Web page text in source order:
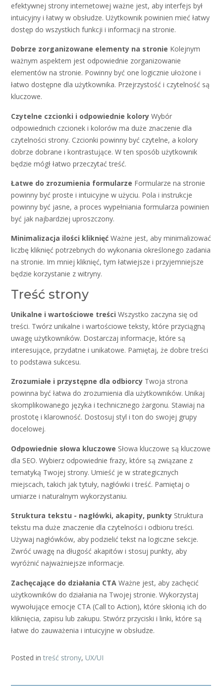
efektywnej strony internetowej ważne jest, aby interfejs był
intuicyjny i łatwy w obsłudze. Użytkownik powinien mieć łatwy
dostęp do wszystkich funkcji i informacji na stronie.
Dobrze zorganizowane elementy na stronie Kolejnym
ważnym aspektem jest odpowiednie zorganizowanie
elementów na stronie. Powinny być one logicznie ułożone i
łatwo dostępne dla użytkownika. Przejrzystość i czytelność są
kluczowe.
Czytelne czcionki i odpowiednie kolory Wybór
odpowiednich czcionek i kolorów ma duże znaczenie dla
czytelności strony. Czcionki powinny być czytelne, a kolory
dobrze dobrane i kontrastujące. W ten sposób użytkownik
będzie mógł łatwo przeczytać treść.
Łatwe do zrozumienia formularze Formularze na stronie
powinny być proste i intuicyjne w użyciu. Pola i instrukcje
powinny być jasne, a proces wypełniania formularza powinien
być jak najbardziej uproszczony.
Minimalizacja ilości kliknięć Ważne jest, aby minimalizować
liczbę kliknięć potrzebnych do wykonania określonego zadania
na stronie. Im mniej kliknięć, tym łatwiejsze i przyjemniejsze
będzie korzystanie z witryny.
Treść strony
Unikalne i wartościowe treści Wszystko zaczyna się od
treści. Twórz unikalne i wartościowe teksty, które przyciągną
uwagę użytkowników. Dostarczaj informacje, które są
interesujące, przydatne i unikatowe. Pamiętaj, że dobre treści
to podstawa sukcesu.
Zrozumiałe i przystępne dla odbiorcy Twoja strona
powinna być łatwa do zrozumienia dla użytkowników. Unikaj
skomplikowanego języka i technicznego żargonu. Stawiaj na
prostotę i klarowność. Dostosuj styl i ton do swojej grupy
docelowej.
Odpowiednie słowa kluczowe Słowa kluczowe są kluczowe
dla SEO. Wybierz odpowiednie frazy, które są związane z
tematyką Twojej strony. Umieść je w strategicznych
miejscach, takich jak tytuły, nagłówki i treść. Pamiętaj o
umiarze i naturalnym wykorzystaniu.
Struktura tekstu - nagłówki, akapity, punkty Struktura
tekstu ma duże znaczenie dla czytelności i odbioru treści.
Używaj nagłówków, aby podzielić tekst na logiczne sekcje.
Zwróć uwagę na długość akapitów i stosuj punkty, aby
wyróżnić najważniejsze informacje.
Zachęcające do działania CTA Ważne jest, aby zachęcić
użytkowników do działania na Twojej stronie. Wykorzystaj
wywołujące emocje CTA (Call to Action), które skłonią ich do
kliknięcia, zapisu lub zakupu. Stwórz przyciski i linki, które są
łatwe do zauważenia i intuicyjne w obsłudze.
Posted in treść strony, UX/UI